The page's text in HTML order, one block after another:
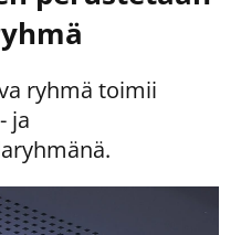
ryhmä toimii
ja